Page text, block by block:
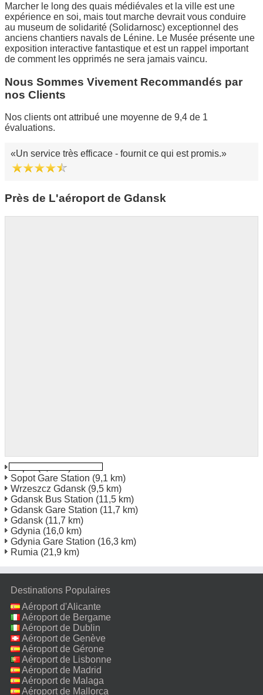
Marcher le long des quais médiévales et la ville est une
expérience en soi, mais tout marche devrait vous conduire
au museum de solidarité (Solidarnosc) exceptionnel des
anciens chantiers navals de Lénine. Le Musée présente une
exposition interactive fantastique et est un rappel important
de comment les opprimés ne sera jamais vaincu.
Nous Sommes Vivement Recommandés par
nos Clients
Nos clients ont attribué une moyenne de 9,4 de 1
évaluations.
Un service très efficace - fournit ce qui est promis.
Près de L'aéroport de Gdansk
Sopot Gare Station (9,1 km)
Wrzeszcz Gdansk (9,5 km)
Gdansk Bus Station (11,5 km)
Gdansk Gare Station (11,7 km)
Gdansk (11,7 km)
Gdynia (16,0 km)
Gdynia Gare Station (16,3 km)
Rumia (21,9 km)
Destinations Populaires
Aéroport d'Alicante
Aéroport de Bergame
Aéroport de Dublin
Aéroport de Genève
Aéroport de Gérone
Aéroport de Lisbonne
Aéroport de Madrid
Aéroport de Malaga
Aéroport de Mallorca